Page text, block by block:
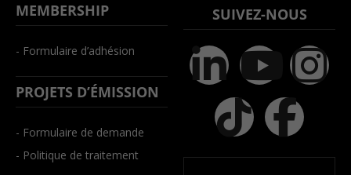
MEMBERSHIP
- Formulaire d’adhésion
PROJETS D’ÉMISSION
- Formulaire de demande
- Politique de traitement
SUIVEZ-NOUS